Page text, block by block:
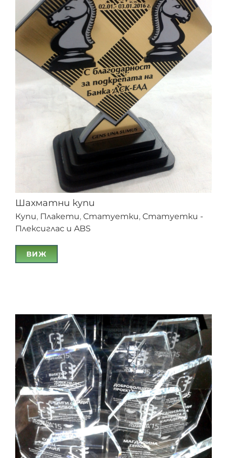
Шахматни купи
Шахматни купи
Купи, Плакети, Статуетки, Статуетки -
Плексиглас и ABS
ВИЖ